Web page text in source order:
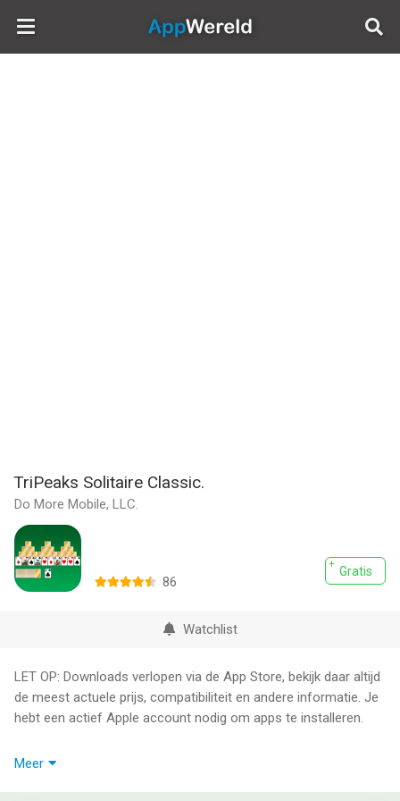
AppWereld
TriPeaks Solitaire Classic.
Do More Mobile, LLC.
Gratis
86
Watchlist
LET OP: Downloads verlopen via de App Store, bekijk daar altijd
de meest actuele prijs, compatibiliteit en andere informatie. Je
hebt een actief Apple account nodig om apps te installeren.
Hou je van het spelen van solitaire? Probeer TriPeaks - leuk en
Meer